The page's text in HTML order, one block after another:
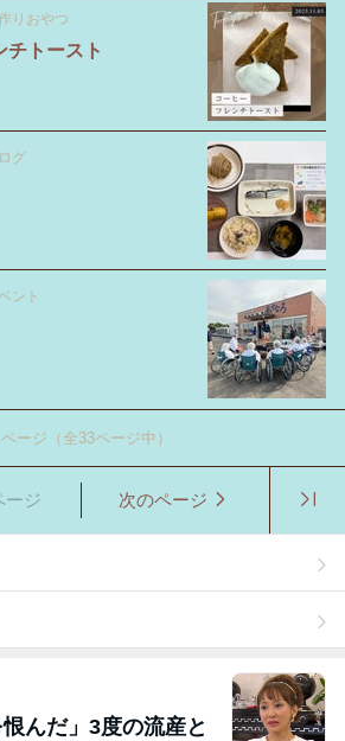
りおやつ
チトースト
グ
ント
ージ（全33ページ中）
ージ 次のページ
んだ」3度の流産と